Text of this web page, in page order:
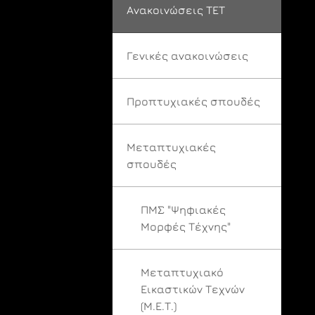
Ανακοινώσεις ΤΕΤ
Γενικές ανακοινώσεις
Προπτυχιακές σπουδές
Μεταπτυχιακές
σπουδές
ΠΜΣ "Ψηφιακές
Μορφές Τέχνης"
Μεταπτυχιακό
Εικαστικών Τεχνών
(Μ.Ε.Τ.)